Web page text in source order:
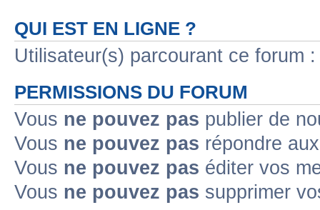
QUI EST EN LIGNE ?
Utilisateur(s) parcourant ce forum
PERMISSIONS DU FORUM
Vous ne pouvez pas publier de
Vous ne pouvez pas répondre
Vous ne pouvez pas éditer vos
Vous ne pouvez pas supprimer